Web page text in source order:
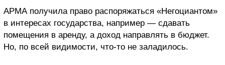
АРМА получила право распоряжаться «Негоциантом»
в интересах государства, например — сдавать
помещения в аренду, а доход направлять в бюджет.
Но, по всей видимости, что-то не заладилось.